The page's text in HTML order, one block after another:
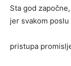
Sta god
jer svakom poslu
pristupa